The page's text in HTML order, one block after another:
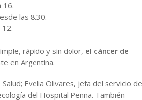
16.
las 8.30.
12.
rápido y sin dolor, el cáncer de
en Argentina.
Evelia Olivares, jefa del servicio de
del Hospital Penna. También